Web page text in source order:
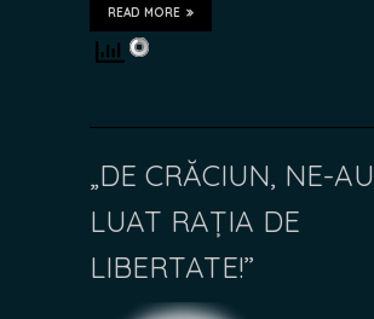
READ MORE
„DE CRĂCIUN, NE-AU
LUAT RAȚIA DE
LIBERTATE!”